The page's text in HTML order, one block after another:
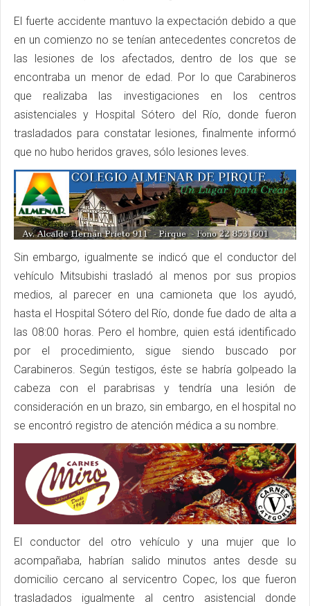
El fuerte accidente mantuvo la expectación debido a que
en un comienzo no se tenían antecedentes concretos de
las lesiones de los afectados, dentro de los que se
encontraba un menor de edad. Por lo que Carabineros
que realizaba las investigaciones en los centros
asistenciales y Hospital Sótero del Río, donde fueron
trasladados para constatar lesiones, finalmente informó
que no hubo heridos graves, sólo lesiones leves.
Sin embargo, igualmente se indicó que el conductor del
vehículo Mitsubishi trasladó al menos por sus propios
medios, al parecer en una camioneta que los ayudó,
hasta el Hospital Sótero del Río, donde fue dado de alta a
las 08:00 horas. Pero el hombre, quien está identificado
por el procedimiento, sigue siendo buscado por
Carabineros. Según testigos, éste se habría golpeado la
cabeza con el parabrisas y tendría una lesión de
consideración en un brazo, sin embargo, en el hospital no
se encontró registro de atención médica a su nombre.
El conductor del otro vehículo y una mujer que lo
acompañaba, habrían salido minutos antes desde su
domicilio cercano al servicentro Copec, los que fueron
trasladados igualmente al centro asistencial donde